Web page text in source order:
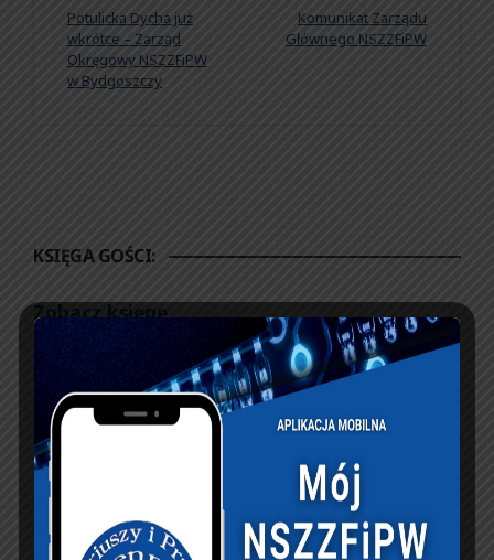
Potulicka Dycha już
wkrótce – Zarząd
Okręgowy NSZZFiPW
w Bydgoszczy
Komunikat Zarządu
Głównego NSZZFiPW
KSIĘGA GOŚCI:
Zobacz księgę
dopisz do księgi
NASZ FACEBOOK